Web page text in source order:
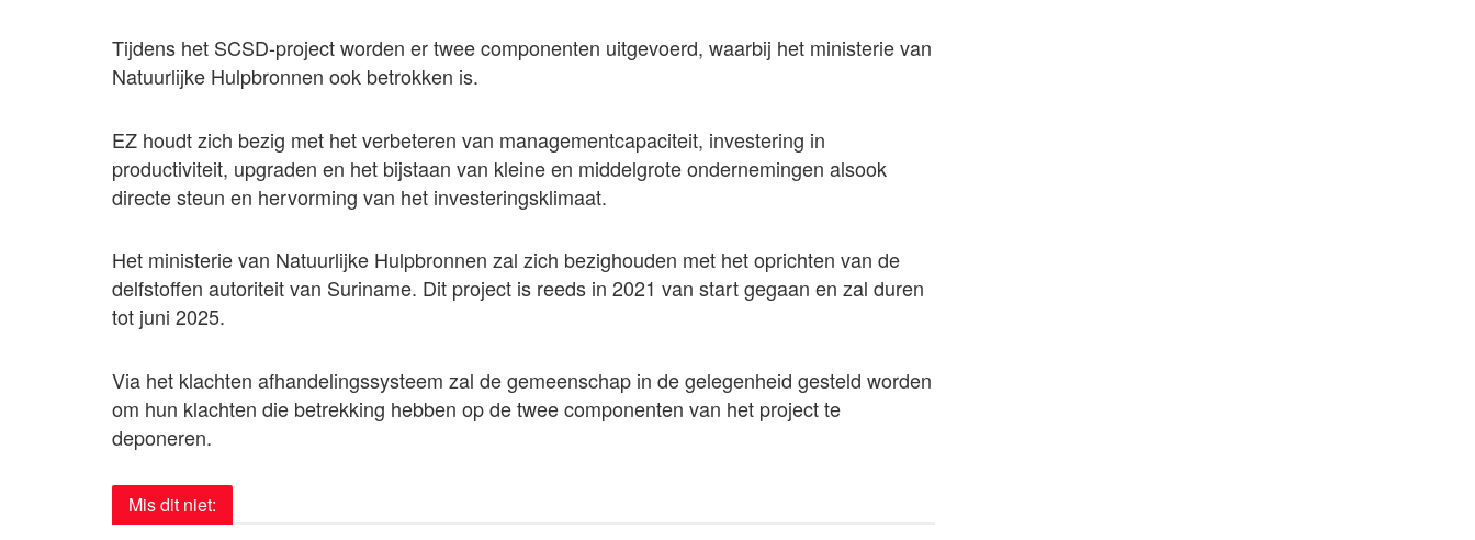
Tijdens het SCSD-project worden er twee componenten uitgevoerd, waarbij het ministerie van
Natuurlijke Hulpbronnen ook betrokken is.
EZ houdt zich bezig met het verbeteren van managementcapaciteit, investering in
productiviteit, upgraden en het bijstaan van kleine en middelgrote ondernemingen alsook
directe steun en hervorming van het investeringsklimaat.
Het ministerie van Natuurlijke Hulpbronnen zal zich bezighouden met het oprichten van de
delfstoffen autoriteit van Suriname. Dit project is reeds in 2021 van start gegaan en zal duren
tot juni 2025.
Via het klachten afhandelingssysteem zal de gemeenschap in de gelegenheid gesteld worden
om hun klachten die betrekking hebben op de twee componenten van het project te
deponeren.
Mis dit niet: